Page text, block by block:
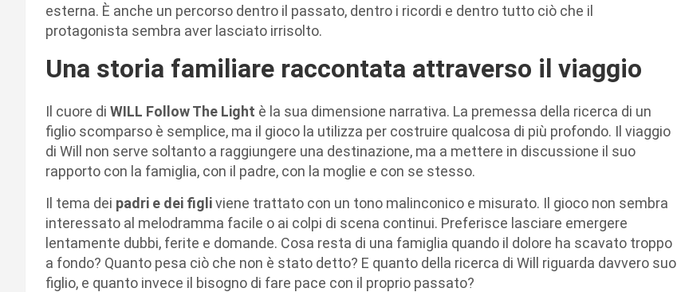
esterna. È anche un percorso dentro il passato, dentro i ricordi e dentro tutto ciò che il
protagonista sembra aver lasciato irrisolto.
Una storia familiare raccontata attraverso il viaggio
Il cuore di WILL Follow The Light è la sua dimensione narrativa. La premessa della ricerca di un
figlio scomparso è semplice, ma il gioco la utilizza per costruire qualcosa di più profondo. Il viaggio
di Will non serve soltanto a raggiungere una destinazione, ma a mettere in discussione il suo
rapporto con la famiglia, con il padre, con la moglie e con se stesso.
Il tema dei padri e dei figliviene trattato con un tono malinconico e misurato. Il gioco non sembra
interessato al melodramma facile o ai colpi di scena continui. Preferisce lasciare emergere
lentamente dubbi, ferite e domande. Cosa resta di una famiglia quando il dolore ha scavato troppo
a fondo? Quanto pesa ciò che non è stato detto? E quanto della ricerca di Will riguarda davvero suo
figlio, e quanto invece il bisogno di fare pace con il proprio passato?